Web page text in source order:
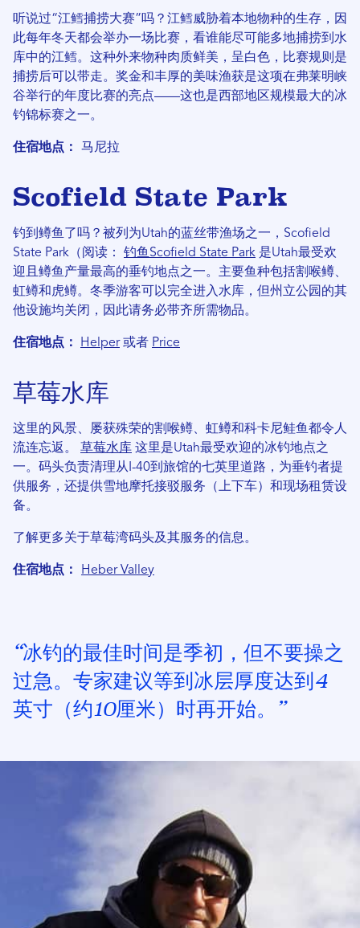
听说过“江鳕捕捞大赛”吗？江鳕威胁着本地物种的生存，因
此每年冬天都会举办一场比赛，看谁能尽可能多地捕捞到水
库中的江鳕。这种外来物种肉质鲜美，呈白色，比赛规则是
捕捞后可以带走。奖金和丰厚的美味渔获是这项在弗莱明峡
谷举行的年度比赛的亮点——这也是西部地区规模最大的冰
钓锦标赛之一。
住宿地点： 马尼拉
Scofield State Park
钓到鳟鱼了吗？被列为Utah的蓝丝带渔场之一，Scofield
State Park（阅读： 钓鱼Scofield State Park 是Utah最受欢
迎且鳟鱼产量最高的垂钓地点之一。主要鱼种包括割喉鳟、
虹鳟和虎鳟。冬季游客可以完全进入水库，但州立公园的其
他设施均关闭，因此请务必带齐所需物品。
住宿地点： Helper或者 Price
草莓水库
这里的风景、屡获殊荣的割喉鳟、虹鳟和科卡尼鲑鱼都令人
流连忘返。 草莓水库 这里是Utah最受欢迎的冰钓地点之
一。码头负责清理从I-40到旅馆的七英里道路，为垂钓者提
供服务，还提供雪地摩托接驳服务（上下车）和现场租赁设
备。
了解更多关于草莓湾码头及其服务的信息。
住宿地点： Heber Valley
“冰钓的最佳时间是季初，但不要操之
过急。专家建议等到冰层厚度达到4
英寸（约10厘米）时再开始。”